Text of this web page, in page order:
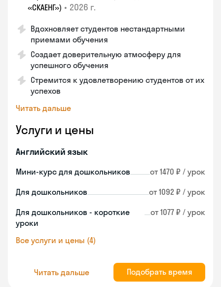
«СКАЕНГ») • 2026 г.
Вдохновляет студентов нестандартными
приемами обучения
Создает доверительную атмосферу для
успешного обучения
Стремится к удовлетворению студентов от их
успехов
Читать дальше
Услуги и цены
Английский язык
Мини-курс для дошкольников от 1470 ₽ / урок
Для дошкольников от 1092 ₽ / урок
Для дошкольников - короткие
уроки
от 1077 ₽ / урок
Все услуги и цены (4)
Читать дальше Подобрать время